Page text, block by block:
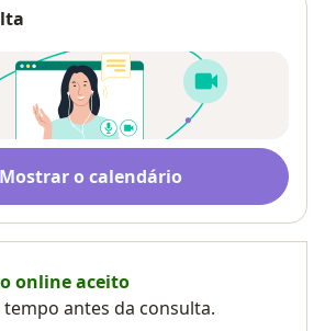
Mostrar o calendário
online aceito
tempo antes da consulta.